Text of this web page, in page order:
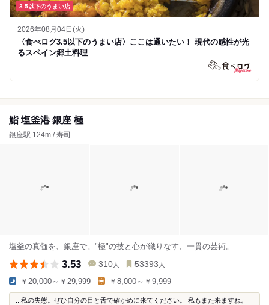
3.5以下のうまい店
2026年08月04日(火)
〈食べログ3.5以下のうまい店〉ここは通いたい！ 現代の感性が光
るスペイン郷土料理
鮨 塩釜港 銀座 極
銀座駅 124m / 寿司
塩釜の真髄を、銀座で。"極"の技と心が織りなす、一貫の芸術。
3.53 310 人 53393 人
￥20,000～￥29,999 ￥8,000～￥9,999
...私の失態。ぜひ自分の目と舌で確かめに来てください。 私もまた来ますね。